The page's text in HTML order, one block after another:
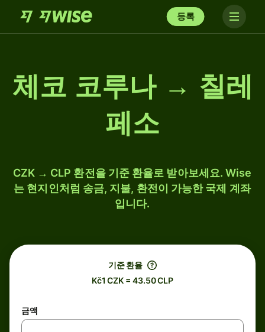
등록
체코 코루나 → 칠레
페소
CZK → CLP 환전을 기준 환율로 받아보세요. Wise
는 현지인처럼 송금, 지불, 환전이 가능한 국제 계좌
입니다.
기준 환율
Kč1 CZK = 43.50 CLP
금액